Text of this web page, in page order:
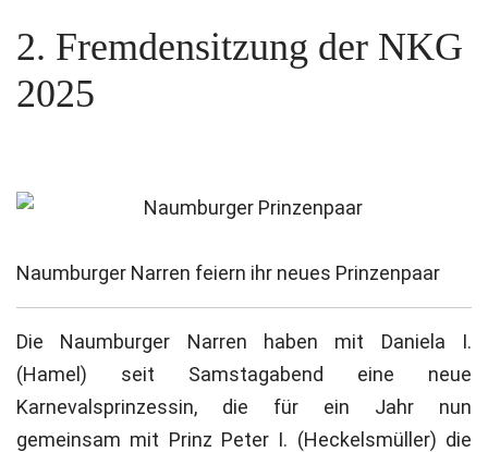
2. Fremdensitzung der NKG
2025
Naumburger Narren feiern ihr neues Prinzenpaar
Die Naumburger Narren haben mit Daniela I.
(Hamel) seit Samstagabend eine neue
Karnevalsprinzessin, die für ein Jahr nun
gemeinsam mit Prinz Peter I. (Heckelsmüller) die